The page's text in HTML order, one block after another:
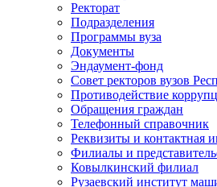
Ректорат
Подразделения
Программы вуза
Документы
Эндаумент-фонд
Совет ректоров вузов
Противодействие
Обращения граждан
Телефонный справочник
Реквизиты и контактная
Филиалы и
Ковылкинский филиал
Рузаевский институт